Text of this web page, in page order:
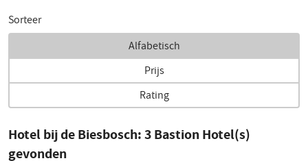
Sorteer
Alfabetisch
Prijs
Rating
Hotel bij de Biesbosch:3Bastion Hotel(s)
gevonden